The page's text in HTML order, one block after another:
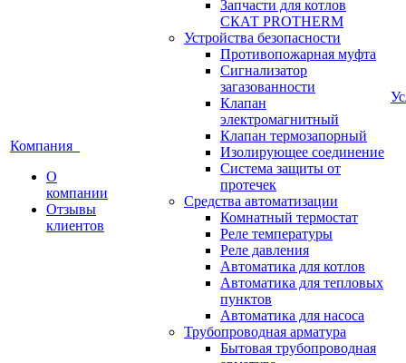
Компания
О
компании
Отзывы
клиентов
Запчасти для котлов
СКАТ PROTHERM
Устройства безопасности
Противопожарная муфта
Сигнализатор
загазованности
Клапан
электромагнитный
Клапан термозапорный
Изолирующее соединение
Система защиты от
протечек
Средства автоматизации
Комнатный термостат
Реле температуры
Реле давления
Автоматика для котлов
Автоматика для тепловых
пунктов
Автоматика для насоса
Трубопроводная арматура
Бытовая трубопроводная